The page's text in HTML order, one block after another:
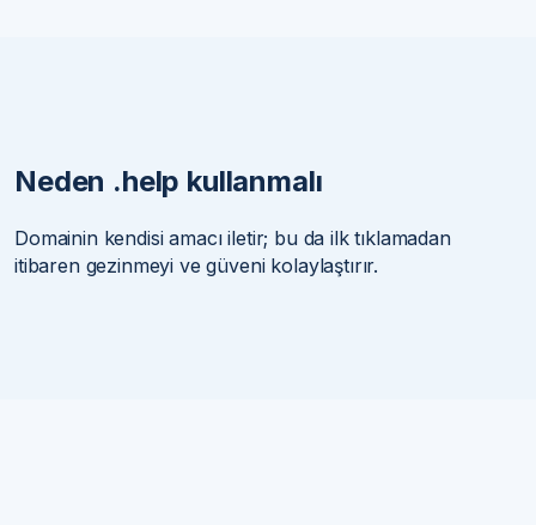
Neden .help kullanmalı
Domainin kendisi amacı iletir; bu da ilk tıklamadan
itibaren gezinmeyi ve güveni kolaylaştırır.